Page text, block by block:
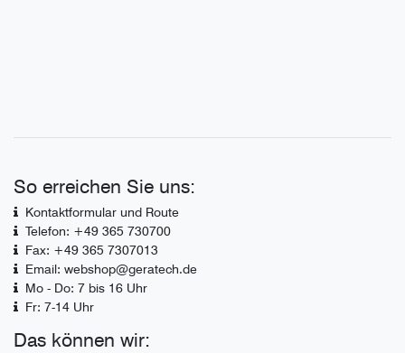
So erreichen Sie uns:
Kontaktformular und Route
Telefon: +49 365 730700
Fax: +49 365 7307013
Email: webshop@geratech.de
Mo - Do: 7 bis 16 Uhr
Fr: 7-14 Uhr
Das können wir: